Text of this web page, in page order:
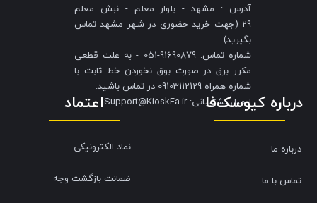
آدرس : مشهد - بلوار معلم - نبش معلم
29 (جهت خرید حضوری در شهر مشهد تماس
بگیرید)
شماره تماس: 91690879-051 - به علت قطعی
مکرر برق در صورت بوق نخوردن خط ثابت با
شماره همراه 09103112129 در تماس باشید.
​​​​​​​ایمیل پشتیبانی: Support@KioskFa.ir
اعتماد
نماد الکترونیکی
ضمانت بازگشت وجه
درباره کیوسک‌فا
درباره ما
تماس با ما